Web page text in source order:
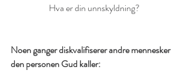
Hva er din unnskyldning?
Noen ganger diskvalifiserer andre mennesker
den personen Gud kaller: